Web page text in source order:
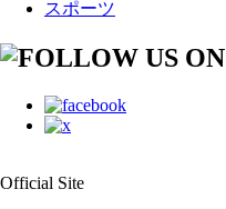
スポーツ
Official Site